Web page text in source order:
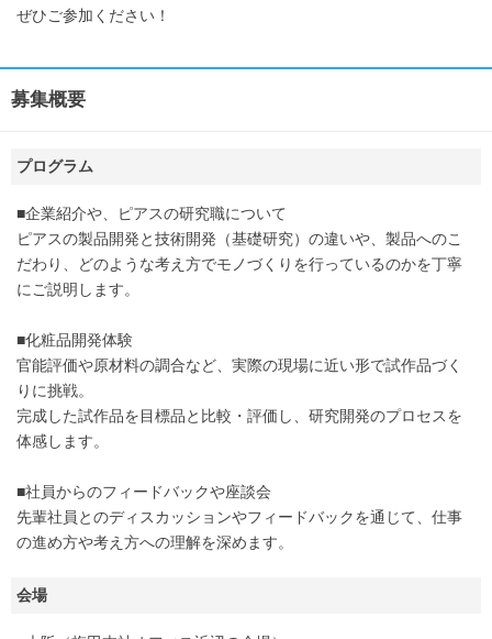
ぜひご参加ください！
募集概要
プログラム
■企業紹介や、ピアスの研究職について
ピアスの製品開発と技術開発（基礎研究）の違いや、製品へのこ
だわり、どのような考え方でモノづくりを行っているのかを丁寧
にご説明します。
■化粧品開発体験
官能評価や原材料の調合など、実際の現場に近い形で試作品づく
りに挑戦。
完成した試作品を目標品と比較・評価し、研究開発のプロセスを
体感します。
■社員からのフィードバックや座談会
先輩社員とのディスカッションやフィードバックを通じて、仕事
の進め方や考え方への理解を深めます。
会場